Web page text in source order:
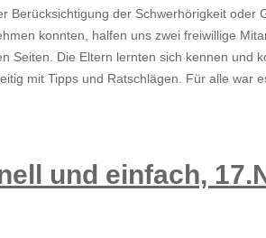
Berücksichtigung der Schwerhörigkeit
konnten, halfen uns zwei freiwillige
Seiten. Die Eltern lernten sich kennen
mit Tipps und Ratschlägen. Für alle
und einfach,